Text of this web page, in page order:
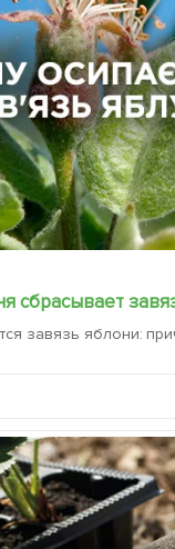
сбрасывает
завязь яблони: